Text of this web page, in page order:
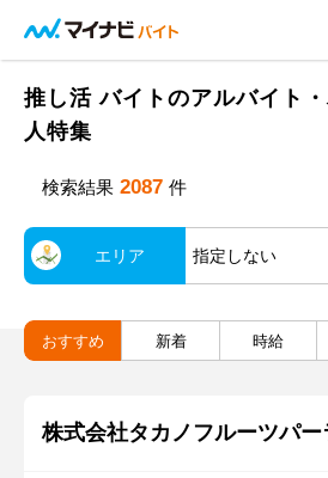
推し活 バイトのアルバイト
人特集
検索結果 2087 件
エリア 指定しない
おすすめ 新着 時給
株式会社タカノフルーツパー